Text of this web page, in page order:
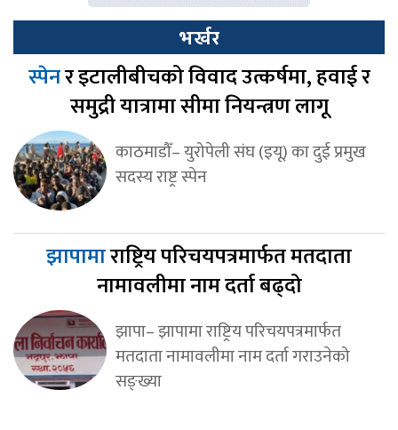
भर्खर
स्पेनर इटालीबीचको विवाद उत्कर्षमा, हवाई र
समुद्री यात्रामा सीमा नियन्त्रण लागू
काठमाडौँ– युरोपेली संघ (इयू) का दुई प्रमुख
सदस्य राष्ट्र स्पेन
झापामाराष्ट्रिय परिचयपत्रमार्फत मतदाता
नामावलीमा नाम दर्ता बढ्दो
झापा– झापामा राष्ट्रिय परिचयपत्रमार्फत
मतदाता नामावलीमा नाम दर्ता गराउनेको
सङ्ख्या